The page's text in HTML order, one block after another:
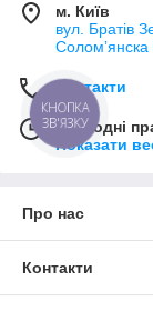
м. Київ
вул. Братів
Соломʼянска
Контакти
Сьогодні
Показати
Про нас
Контакти
КНОПКА
ЗВ'ЯЗКУ